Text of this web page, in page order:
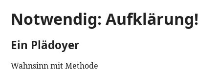
Notwendig: Aufklärung!
Ein Plädoyer
Wahnsinn mit Methode